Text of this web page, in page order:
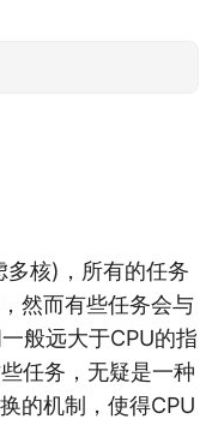
核)，所有的任务
然而有些任务会与
般远大于CPU的指
任务，无疑是一种
的机制，使得CPU